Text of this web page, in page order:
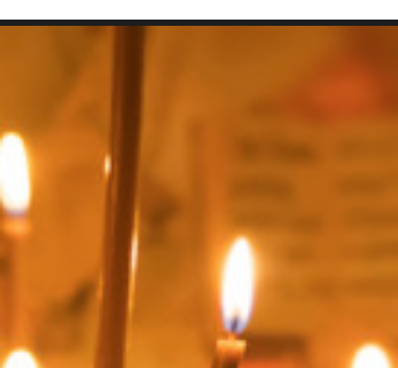
SEARCH